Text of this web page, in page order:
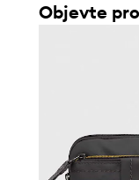
Objevte